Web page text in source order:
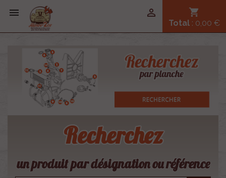
 shopping_cart
Total : 0,00 €

Recherchez
un produit par désignation ou référence